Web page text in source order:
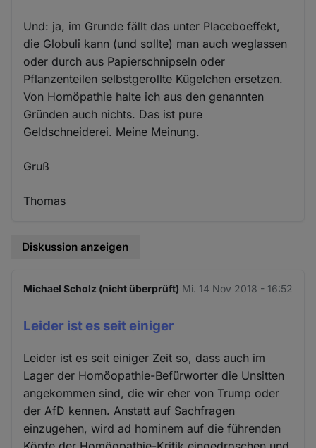
Und: ja, im Grunde fällt das unter Placeboeffekt,
die Globuli kann (und sollte) man auch weglassen
oder durch aus Papierschnipseln oder
Pflanzenteilen selbstgerollte Kügelchen ersetzen.
Von Homöpathie halte ich aus den genannten
Gründen auch nichts. Das ist pure
Geldschneiderei. Meine Meinung.
Gruß
Thomas
Diskussion anzeigen
Michael Scholz (nicht überprüft) Mi. 14 Nov 2018 - 16:52
Leider ist es seit einiger
Leider ist es seit einiger Zeit so, dass auch im
Lager der Homöopathie-Befürworter die Unsitten
angekommen sind, die wir eher von Trump oder
der AfD kennen. Anstatt auf Sachfragen
einzugehen, wird ad hominem auf die führenden